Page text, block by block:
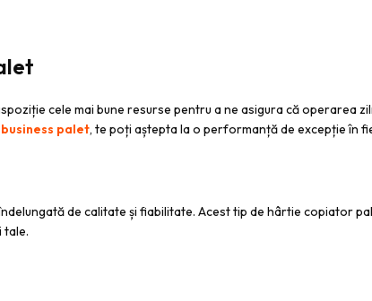
cele mai bune resurse pentru a ne asigura că operarea
palet, te poți aștepta la o performanță de excepție în
de calitate și fiabilitate. Acest tip de hârtie copiator
tale.